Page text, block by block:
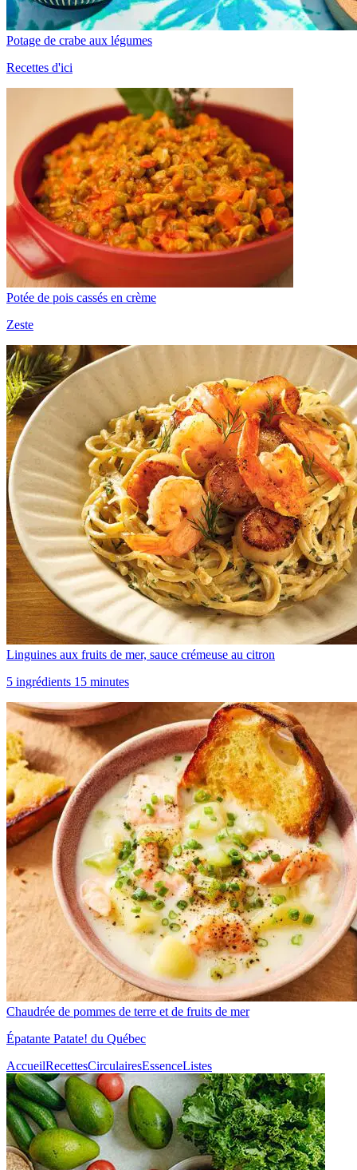
Potage de crabe aux légumes
Recettes d'ici
Potée de pois cassés en crème
Zeste
Linguines aux fruits de mer, sauce crémeuse au citron
5 ingrédients 15 minutes
Chaudrée de pommes de terre et de fruits de mer
Épatante Patate! du Québec
AccueilRecettesCirculairesEssenceListes